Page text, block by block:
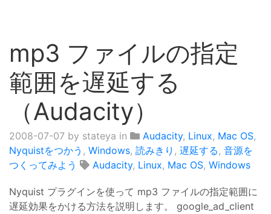
mp3 ファイルの指定
範囲を遅延する
（Audacity）
2008-07-07 by stateya in Audacity, Linux, Mac OS,
Nyquistをつかう , Windows, 読みきり , 遅延する, 音源を
つくってみよう
Audacity, Linux, Mac OS, Windows
Nyquist プラグインを使って mp3 ファイルの指定範囲に
遅延効果をかける方法を説明します。 google_ad_client